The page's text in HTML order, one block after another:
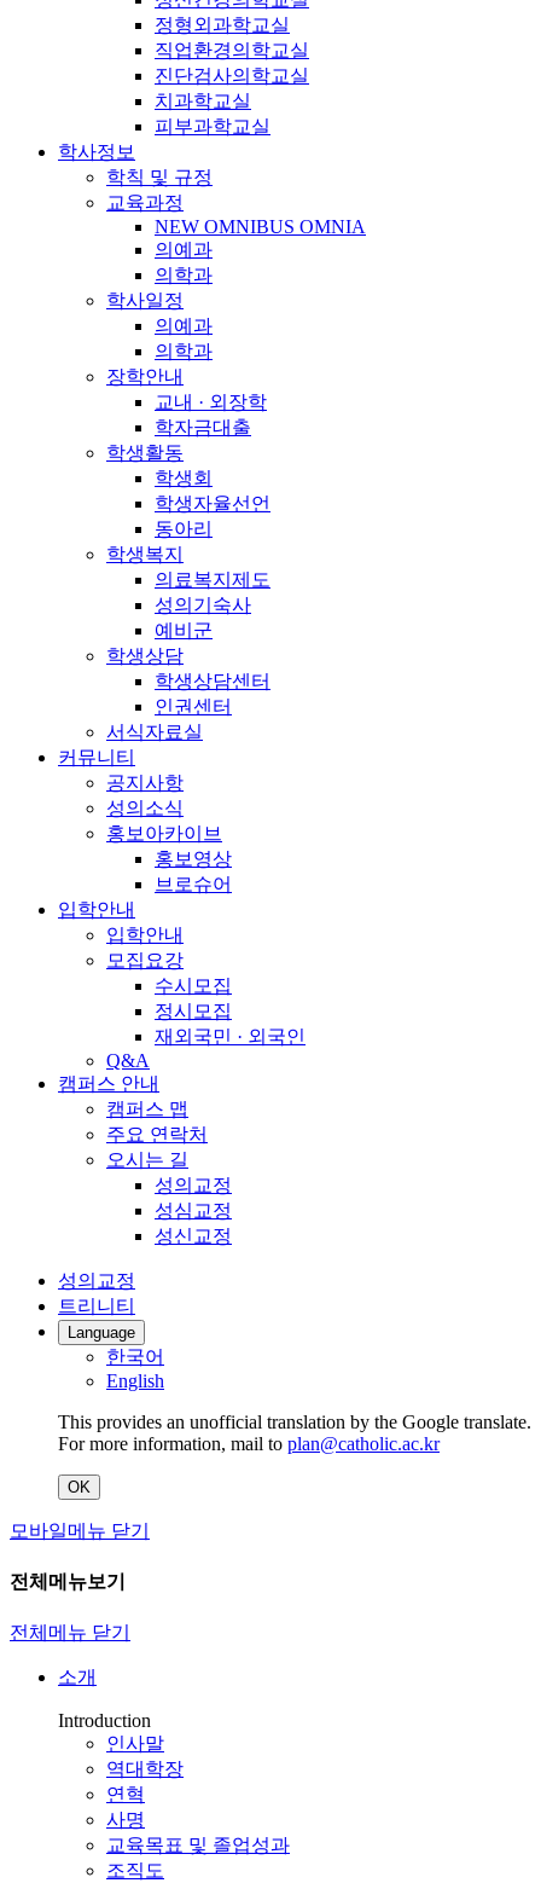
정형외과학교실
직업환경의학교실
진단검사의학교실
치과학교실
피부과학교실
학사정보
학칙 및 규정
교육과정
NEW OMNIBUS OMNIA
의예과
의학과
학사일정
의예과
의학과
장학안내
교내 · 외장학
학자금대출
학생활동
학생회
학생자율선언
동아리
학생복지
의료복지제도
성의기숙사
예비군
학생상담
학생상담센터
인권센터
서식자료실
커뮤니티
공지사항
성의소식
홍보아카이브
홍보영상
브로슈어
입학안내
입학안내
모집요강
수시모집
정시모집
재외국민 · 외국인
Q&A
캠퍼스 안내
캠퍼스 맵
주요 연락처
오시는 길
성의교정
성심교정
성신교정
성의교정
트리니티
Language
한국어
English
This provides an unofficial translation by the Google translate.
For more information, mail to plan@catholic.ac.kr
OK
모바일메뉴 닫기
전체메뉴보기
전체메뉴 닫기
소개
Introduction
인사말
역대학장
연혁
사명
교육목표 및 졸업성과
조직도